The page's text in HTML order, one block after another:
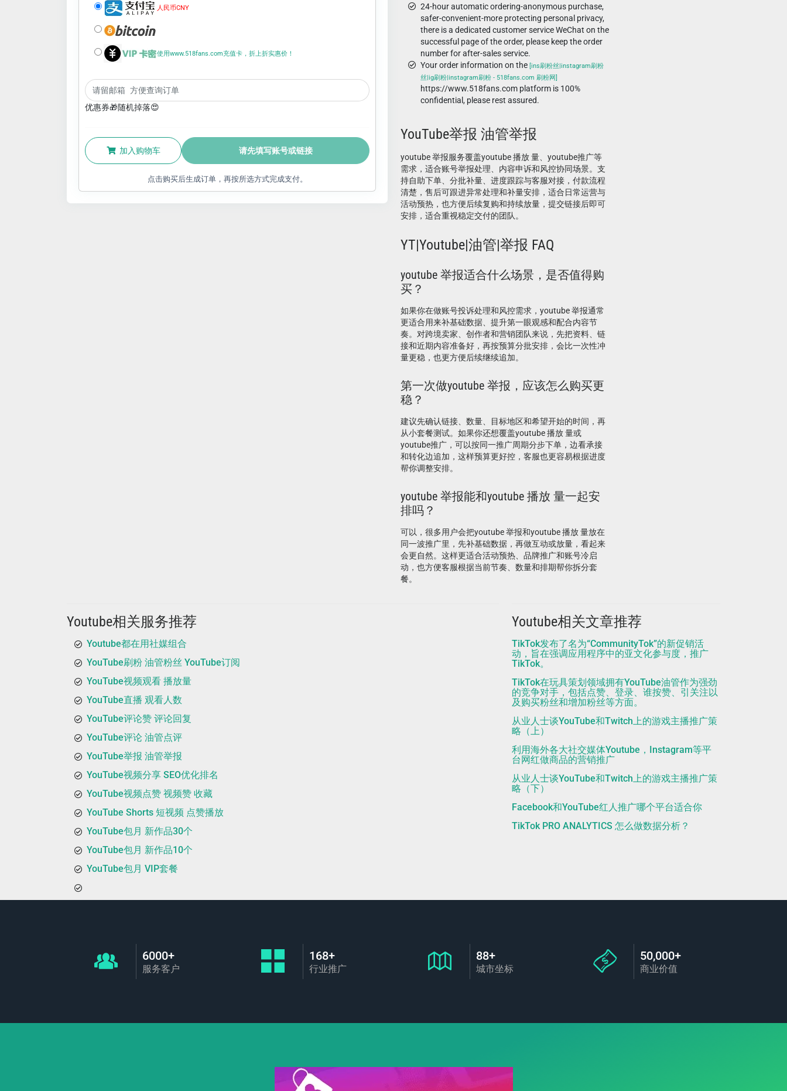
人民币CNY
使用www.518fans.com充值卡，折上折实惠价！
优惠券🎁随机掉落😍
加入购物车 请先填写账号或链接
点击购买后生成订单，再按所选方式完成支付。
24-hour automatic ordering-anonymous purchase,
safer-convenient-more protecting personal privacy,
there is a dedicated customer service WeChat on the
successful page of the order, please keep the order
number for after-sales service.
Your order information on the [ins刷粉丝|instagram刷粉
丝|ig刷粉|instagram刷粉 - 518fans.com 刷粉网]
https://www.518fans.com platform is 100%
confidential, please rest assured.
YouTube举报 油管举报
youtube 举报服务覆盖youtube 播放 量、youtube推广等
需求，适合账号举报处理、内容申诉和风控协同场景。支
持自助下单、分批补量、进度跟踪与客服对接，付款流程
清楚，售后可跟进异常处理和补量安排，适合日常运营与
活动预热，也方便后续复购和持续放量，提交链接后即可
安排，适合重视稳定交付的团队。
YT|Youtube|油管|举报 FAQ
youtube 举报适合什么场景，是否值得购
买？
如果你在做账号投诉处理和风控需求，youtube 举报通常
更适合用来补基础数据、提升第一眼观感和配合内容节
奏。对跨境卖家、创作者和营销团队来说，先把资料、链
接和近期内容准备好，再按预算分批安排，会比一次性冲
量更稳，也更方便后续继续追加。
第一次做youtube 举报，应该怎么购买更
稳？
建议先确认链接、数量、目标地区和希望开始的时间，再
从小套餐测试。如果你还想覆盖youtube 播放 量或
youtube推广，可以按同一推广周期分步下单，边看承接
和转化边追加，这样预算更好控，客服也更容易根据进度
帮你调整安排。
youtube 举报能和youtube 播放 量一起安
排吗？
可以，很多用户会把youtube 举报和youtube 播放 量放在
同一波推广里，先补基础数据，再做互动或放量，看起来
会更自然。这样更适合活动预热、品牌推广和账号冷启
动，也方便客服根据当前节奏、数量和排期帮你拆分套
餐。
Youtube相关服务推荐
Youtube都在用社媒组合
YouTube刷粉 油管粉丝 YouTube订阅
YouTube视频观看 播放量
YouTube直播 观看人数
YouTube评论赞 评论回复
YouTube评论 油管点评
YouTube举报 油管举报
YouTube视频分享 SEO优化排名
YouTube视频点赞 视频赞 收藏
YouTube Shorts 短视频 点赞播放
YouTube包月 新作品30个
YouTube包月 新作品10个
YouTube包月 VIP套餐
Youtube相关文章推荐
TikTok发布了名为“CommunityTok”的新促销活
动，旨在强调应用程序中的亚文化参与度，推广
TikTok。
TikTok在玩具策划领域拥有YouTube油管作为强劲
的竞争对手，包括点赞、登录、谁按赞、引关注以
及购买粉丝和增加粉丝等方面。
从业人士谈YouTube和Twitch上的游戏主播推广策
略（上）
利用海外各大社交媒体Youtube，Instagram等平
台网红做商品的营销推广
从业人士谈YouTube和Twitch上的游戏主播推广策
略（下）
Facebook和YouTube红人推广哪个平台适合你
TikTok PRO ANALYTICS 怎么做数据分析？
6000+
服务客户
168+
行业推广
88+
城市坐标
50,000+
商业价值